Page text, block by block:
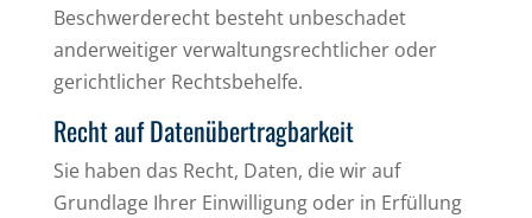
Beschwerderecht besteht unbeschadet
anderweitiger verwaltungsrechtlicher oder
gerichtlicher Rechtsbehelfe.
Recht auf Daten­übertrag­barkeit
Sie haben das Recht, Daten, die wir auf
Grundlage Ihrer Einwilligung oder in Erfüllung